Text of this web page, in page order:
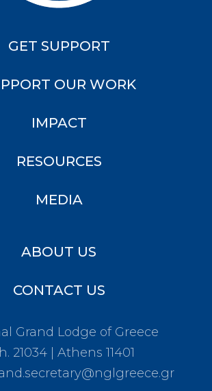
GET SUPPORT
OUR WORK
IMPACT
RESOURCES
MEDIA
ABOUT US
CONTACT US
Grand Lodge of Greece
21034 | Athens 11401